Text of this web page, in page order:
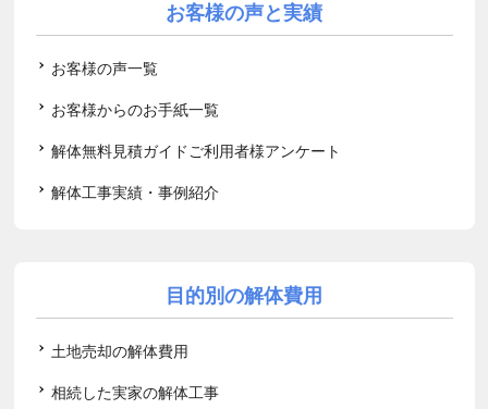
お客様の声と実績
お客様の声一覧
お客様からのお手紙一覧
解体無料見積ガイドご利用者様アンケート
解体工事実績・事例紹介
目的別の解体費用
土地売却の解体費用
相続した実家の解体工事